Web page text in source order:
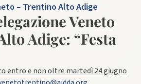
– Trentino Alto Adige
Veneto
Adige: “Festa
entro e non oltre martedì 24 giugno